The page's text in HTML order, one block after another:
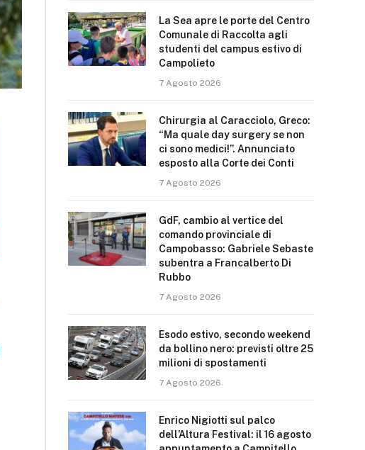
La Sea apre le porte del Centro
Comunale di Raccolta agli
studenti del campus estivo di
Campolieto
7 Agosto 2026
Chirurgia al Caracciolo, Greco:
“Ma quale day surgery se non
ci sono medici!”. Annunciato
esposto alla Corte dei Conti
7 Agosto 2026
GdF, cambio al vertice del
comando provinciale di
Campobasso: Gabriele Sebaste
subentra a Francalberto Di
Rubbo
7 Agosto 2026
Esodo estivo, secondo weekend
da bollino nero: previsti oltre 25
milioni di spostamenti
7 Agosto 2026
Enrico Nigiotti sul palco
dell’Altura Festival: il 16 agosto